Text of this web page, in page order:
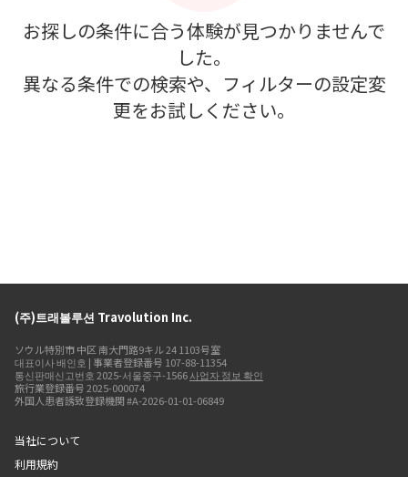
お探しの条件に合う体験が見つかりませんで
した。
異なる条件での検索や、フィルターの設定変
更をお試しください。
(주)트래볼루션 Travolution Inc.
ソウル特別市 中区 南大門路9キル 24 1103号室
대표이사 배인호 | 事業者登録番号 107-88-11354
통신판매신고번호 2025-서울중구-1566사업자 정보 확인
旅行業登録番号 2025-000074
外国人患者誘致登録機関 #A-2026-01-01-06849
当社について
利用規約